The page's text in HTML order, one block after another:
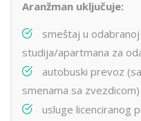
Aranžman uključuje:
smeštaj u
studija/apartmana za
autobuski prevoz
smenama sa zvezdicom)
usluge licenciranog